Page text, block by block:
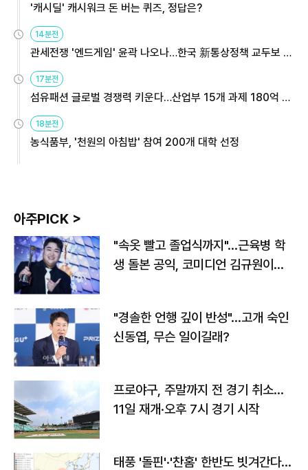
'캐시딜' 캐시워크 돈 버는 퀴즈, 정답은?
14분전
관세전쟁 '엔드게임' 윤곽 나오나…한국 新통상정책 교두보 활
17분전
섬유패션 글로벌 경쟁력 키운다…산업부 15개 과제 180억 지
18분전
농식품부, '천원의 아침밥' 참여 200개 대학 선정
아주PICK >
"속옷 빨고 졸업식까지"…근육병 학
생 돌본 공익, 코미디언 김규원이었
"경솔한 언행 깊이 반성"…고개 숙인
신동엽, 무슨 일이길래?
프로야구, 주말까지 전 경기 취소…
11일 재개·오후 7시 경기 시작
태풍 '돌핀'·'찬홈' 한반도 빗겨간다…